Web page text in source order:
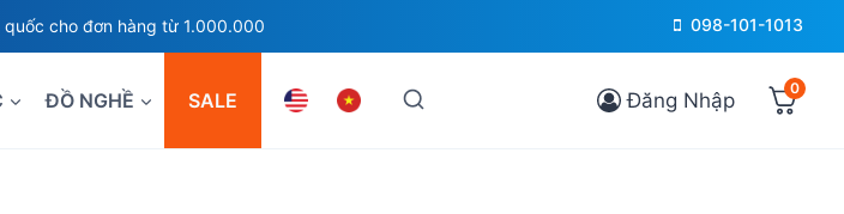
quốc cho đơn hàng từ 1.000.000 098-101-1013
ĐỒ NGHỀ SALE Đăng Nhập 0